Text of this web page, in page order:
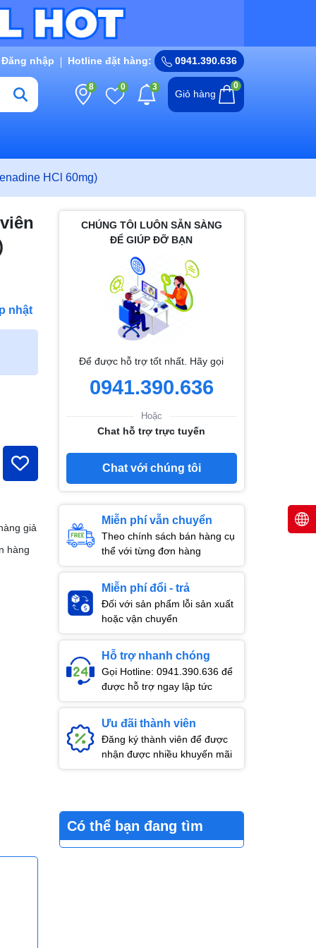
Đăng nhập Hotline đặt hàng: 0941.390.636
8 0 3
Giỏ hàng
0
HCl 60mg)
nhật
giả
hàng
CHÚNG TÔI LUÔN SẴN SÀNG
ĐỂ GIÚP ĐỠ BẠN
Để được hỗ trợ tốt nhất. Hãy gọi
0941.390.636
Hoặc
Chat hỗ trợ trực tuyến
Chat với chúng tôi
Miễn phí vẫn chuyển
Theo chính sách bán hàng cụ
thể với từng đơn hàng
Miễn phí đổi - trả
Đối với sản phẩm lỗi sản xuất
hoặc vận chuyển
Hỗ trợ nhanh chóng
Gọi Hotline: 0941.390.636 để
được hỗ trợ ngay lập tức
Ưu đãi thành viên
Đăng ký thành viên để được
nhận được nhiều khuyến mãi
Có thể bạn đang tìm